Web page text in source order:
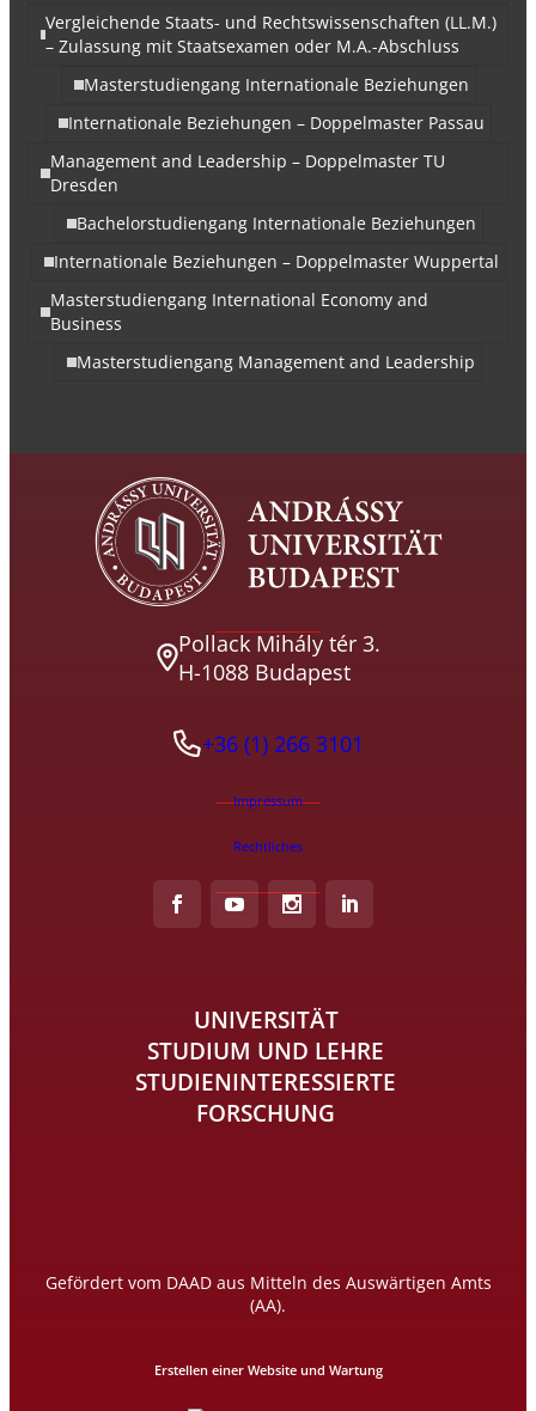
Vergleichende Staats- und Rechtswissenschaften (LL.M.)
– Zulassung mit Staatsexamen oder M.A.-Abschluss
Masterstudiengang Internationale Beziehungen
Internationale Beziehungen – Doppelmaster Passau
Management and Leadership – Doppelmaster TU
Dresden
Bachelorstudiengang Internationale Beziehungen
Internationale Beziehungen – Doppelmaster Wuppertal
Masterstudiengang International Economy and
Business
Masterstudiengang Management and Leadership
Pollack Mihály tér 3.
H-1088 Budapest
+36 (1) 266 3101
Impressum
Rechtliches
UNIVERSITÄT
STUDIUM UND LEHRE
STUDIENINTERESSIERTE
FORSCHUNG
Gefördert vom DAAD aus Mitteln des Auswärtigen Amts
(AA).
Erstellen einer Website und Wartung